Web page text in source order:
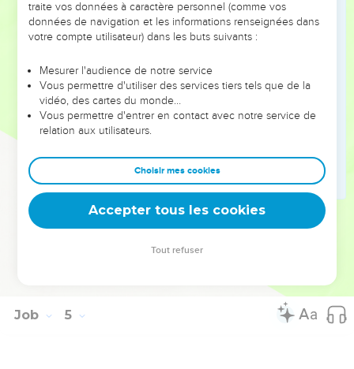
Il se tint là et je ne reconnus pas son visage ; une figure
était devant mes yeux. Il y eut un silence ; et j'entendis une
"L'homme sera-t-il juste devant Dieu ? L'homme sera-t-il
pur devant celui qui l'a fait ?
Voici, il ne se fie pas à ses serviteurs, il trouve des défauts
à ses anges.
Combien plus chez ceux qui habitent des maisons d'argile,
qui ont leurs fondements dans la poussière, qu'on écrase
comme des vermisseaux !
Ils sont détruits du matin au soir ; sans qu'on y prenne
Job 5
traite vos données à caractère personnel (comme vos
données de navigation et les informations renseignées dans
votre compte utilisateur) dans les buts suivants :
Mesurer l'audience de notre service
Vous permettre d'utiliser des services tiers tels que de la
vidéo, des cartes du monde…
Vous permettre d'entrer en contact avec notre service de
relation aux utilisateurs.
Choisir mes cookies
Accepter tous les cookies
Tout refuser